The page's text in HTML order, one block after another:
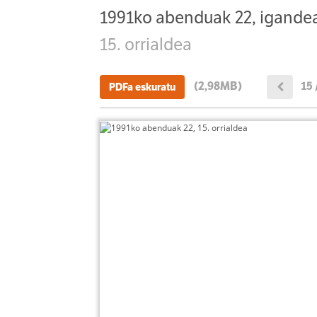
1991ko abenduak 22,
15. orrialdea
PDFa eskuratu (2,98MB) 15